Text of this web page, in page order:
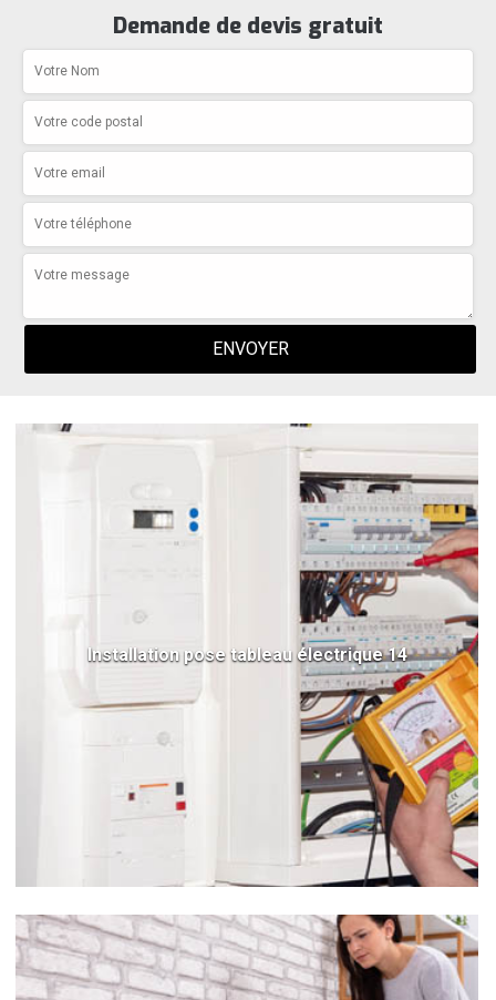
Demande de devis gratuit
Installation pose tableau électrique 14